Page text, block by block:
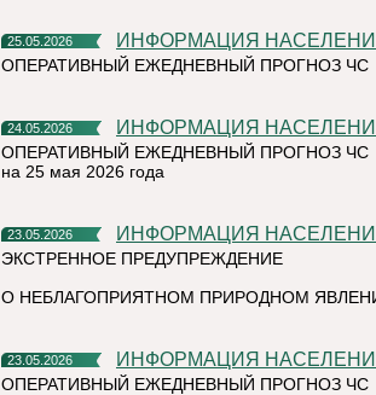
25.05.2026 ИНФОРМАЦИЯ
ОПЕРАТИВНЫЙ ЕЖЕДНЕВНЫЙ ПРОГНОЗ ЧС
24.05.2026 ИНФОРМАЦИЯ
ОПЕРАТИВНЫЙ ЕЖЕДНЕВНЫЙ ПРОГНОЗ ЧС
на 25 мая 2026 года
23.05.2026 ИНФОРМАЦИЯ
ЭКСТРЕННОЕ ПРЕДУПРЕЖДЕНИЕ
О НЕБЛАГОПРИЯТНОМ ПРИРОДНОМ
23.05.2026 ИНФОРМАЦИЯ
ОПЕРАТИВНЫЙ ЕЖЕДНЕВНЫЙ ПРОГНОЗ ЧС